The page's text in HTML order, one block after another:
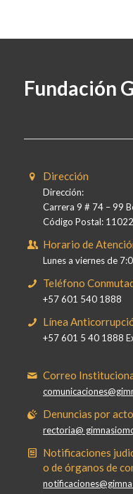
Fundación
Dirección
Dirección:
Carrera 9 # 74 – 99
Código Postal:
Horario de
Lunes a viernes de
Teléfono
+57 601 540 1888
Línea
+57 601 5 40 1888
Correo
Denuncias por
rectoria@
Notificaciones
o de órganos de